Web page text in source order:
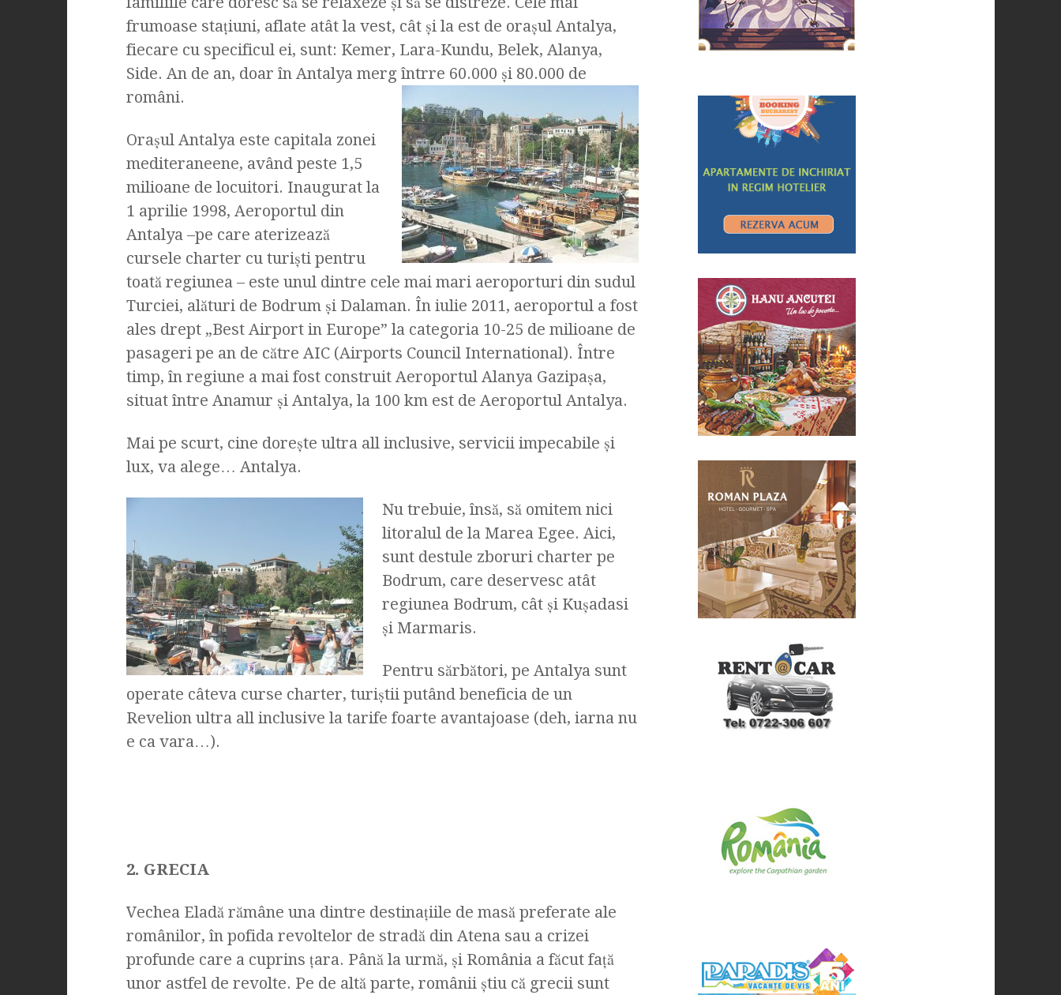
frumoase staţiuni, aflate atât la vest, cât şi la est de oraşul Antalya,
fiecare cu specificul ei, sunt: Kemer, Lara-Kundu, Belek, Alanya,
Side. An de an, doar în Antalya merg întrre 60.000 şi 80.000 de
români.
Oraşul Antalya este capitala zonei
mediteraneene, având peste 1,5
milioane de locuitori. Inaugurat la
1 aprilie 1998, Aeroportul din
Antalya –pe care aterizează
cursele charter cu turişti pentru
toată regiunea – este unul dintre cele mai mari aeroporturi din sudul
Turciei, alături de Bodrum şi Dalaman. În iulie 2011, aeroportul a fost
ales drept „Best Airport in Europe” la categoria 10-25 de milioane de
pasageri pe an de către AIC (Airports Council International). Între
timp, în regiune a mai fost construit Aeroportul Alanya Gazipaşa,
situat între Anamur şi Antalya, la 100 km est de Aeroportul Antalya.
Mai pe scurt, cine doreşte ultra all inclusive, servicii impecabile şi
lux, va alege… Antalya.
Nu trebuie, însă, să omitem nici
litoralul de la Marea Egee. Aici,
sunt destule zboruri charter pe
Bodrum, care deservesc atât
regiunea Bodrum, cât şi Kuşadasi
şi Marmaris.
Pentru sărbători, pe Antalya sunt
operate câteva curse charter, turiştii putând beneficia de un
Revelion ultra all inclusive la tarife foarte avantajoase (deh, iarna nu
e ca vara…).
2. GRECIA
Vechea Eladă rămâne una dintre destinaţiile de masă preferate ale
românilor, în pofida revoltelor de stradă din Atena sau a crizei
profunde care a cuprins ţara. Până la urmă, şi România a făcut faţă
unor astfel de revolte. Pe de altă parte, românii ştiu că grecii sunt